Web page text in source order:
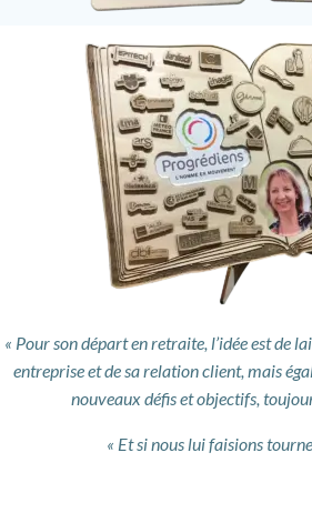
« Pour son départ en retraite, l’idée est de
entreprise et de sa relation client, mais
nouveaux défis et objectifs,
« Et si nous lui faisions